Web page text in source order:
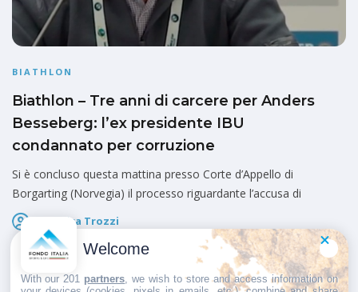
BIATHLON
Biathlon – Tre anni di carcere per Anders
Besseberg: l’ex presidente IBU
condannato per corruzione
Si è concluso questa mattina presso Corte d’Appello di
Borgarting (Norvegia) il processo riguardante l’accusa di
Federica Trozzi
Pubblicato il
Welcome
With our 201 partners , we wish to store and access information on